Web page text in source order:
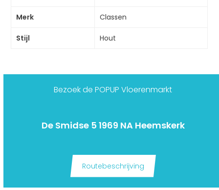
Merk Classen
Stijl Hout
Bezoek de POPUP Vloerenmarkt
De Smidse 5 1969 NA Heemskerk
Routebeschrijving